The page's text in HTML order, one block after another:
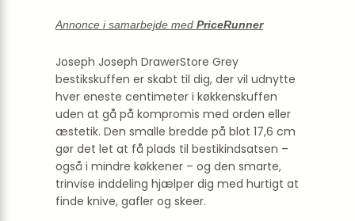
Annonce i samarbejde med PriceRunner
Joseph Joseph DrawerStore Grey
bestikskuffen er skabt til dig, der vil udnytte
hver eneste centimeter i køkkenskuffen
uden at gå på kompromis med orden eller
æstetik. Den smalle bredde på blot 17,6 cm
gør det let at få plads til bestikindsatsen –
også i mindre køkkener – og den smarte,
trinvise inddeling hjælper dig med hurtigt at
finde knive, gafler og skeer.